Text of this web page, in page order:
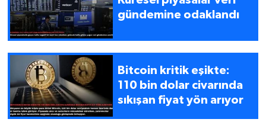
gündemine odaklandı
Bitcoin kritik eşikte:
110 bin dolar civarında
sıkışan fiyat yön arıyor